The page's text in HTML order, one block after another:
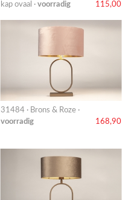
kap ovaal · voorradig 115,00
31484 · Brons & Roze ·
voorradig
168,90